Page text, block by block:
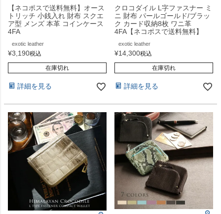
【ネコポスで送料無料】オース
トリッチ 小銭入れ 財布 スクエ
ア型 メンズ 本革 コインケース
4FA
exotic leather
¥3,190税込
在庫切れ
詳細を見る
クロコダイル L字ファスナー ミ
ニ 財布 パールゴールド/ブラッ
ク カード収納8枚 ワニ革
4FA【ネコポスで送料無料】
exotic leather
¥14,300税込
在庫切れ
詳細を見る